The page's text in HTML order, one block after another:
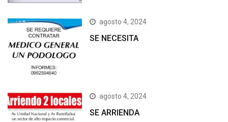
agosto 4, 2024
SE NECESITA
agosto 4, 2024
SE ARRIENDA